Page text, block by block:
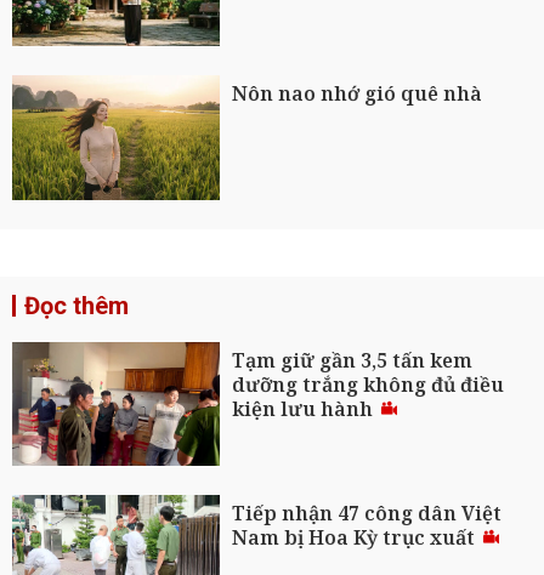
Nôn nao nhớ gió quê nhà
Đọc thêm
Tạm giữ gần 3,5 tấn kem
dưỡng trắng không đủ điều
kiện lưu hành
Tiếp nhận 47 công dân Việt
Nam bị Hoa Kỳ trục xuất